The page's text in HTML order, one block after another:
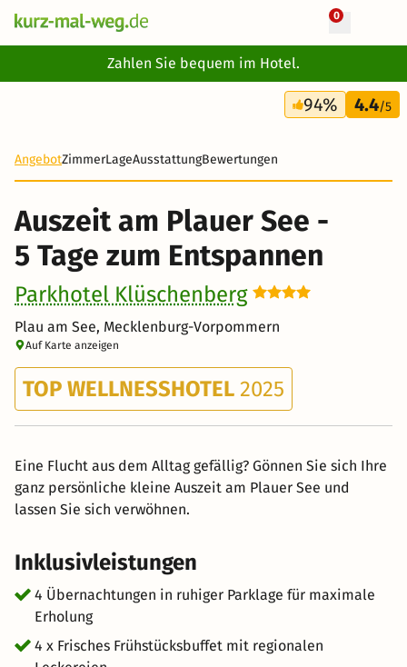
0
Zahlen Sie bequem im Hotel.
5 Tage
280 €
94% 4.4/5
AngebotZimmerLageAusstattungBewertungen
Auszeit am Plauer See -
5 Tage zum Entspannen
Parkhotel Klüschenberg
Plau am See, Mecklenburg-Vorpommern
Auf Karte anzeigen
TOP WELLNESSHOTEL 2025
Eine Flucht aus dem Alltag gefällig? Gönnen Sie sich Ihre
ganz persönliche kleine Auszeit am Plauer See und
lassen Sie sich verwöhnen.
Inklusivleistungen
4 Übernachtungen in ruhiger Parklage für maximale
Erholung
4 x Frisches Frühstücksbuffet mit regionalen